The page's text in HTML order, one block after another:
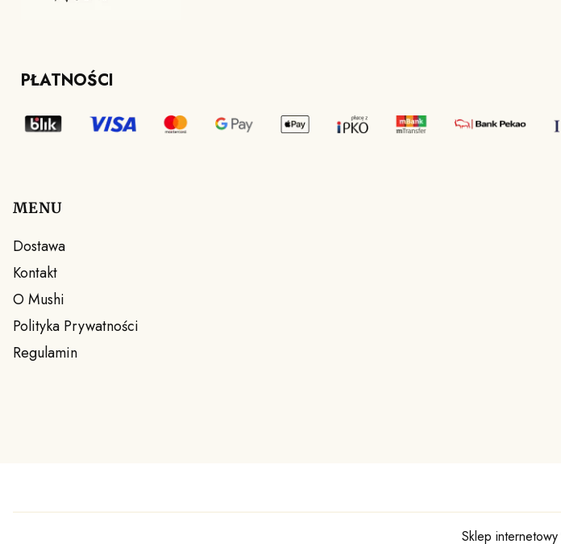
PŁATNOŚCI
Linki w stopce
MENU
Dostawa
Kontakt
O Mushi
Polityka Prywatności
Regulamin
Sklep internetowy